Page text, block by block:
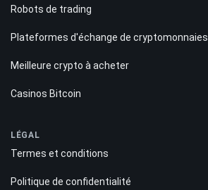
Robots de trading
Plateformes d'échange de cryptomonnaies
Meilleure crypto à acheter
Casinos Bitcoin
LÉGAL
Termes et conditions
Politique de confidentialité